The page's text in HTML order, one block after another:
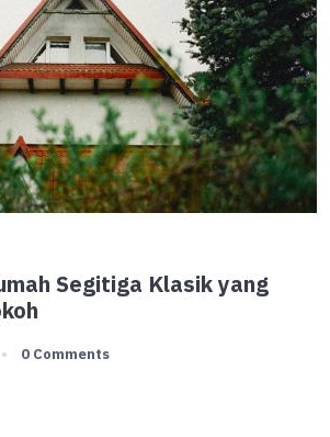
Segitiga Klasik yang
0 Comments